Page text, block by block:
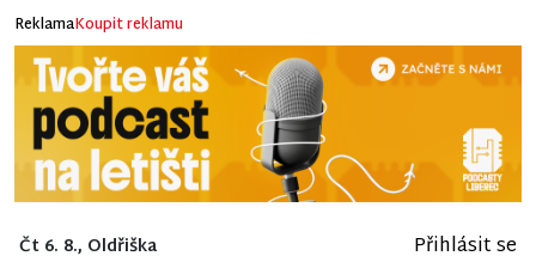
ReklamaKoupit reklamu
Čt 6. 8., Oldřiška Přihlásit se